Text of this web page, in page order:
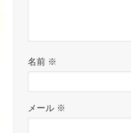
名前 ※
メール ※